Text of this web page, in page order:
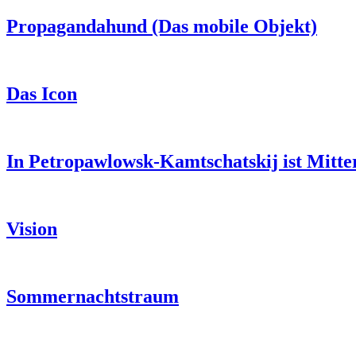
Propagandahund (Das mobile Objekt)
Das Icon
In Petropawlowsk-Kamtschatskij ist
Vision
Sommernachtstraum